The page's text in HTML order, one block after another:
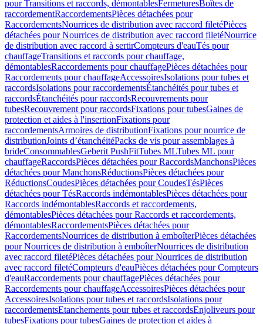
pour Transitions et raccords, démontablesFermeturesBoîtes de
raccordementRaccordementsPièces détachées pour
RaccordementsNourrices de distribution avec raccord filetéPièces
détachées pour Nourrices de distribution avec raccord filetéNourrice
de distribution avec raccord à sertirCompteurs d'eauTés pour
chauffageTransitions et raccords pour chauffage,
démontablesRaccordements pour chauffagePièces détachées pour
Raccordements pour chauffageAccessoiresIsolations pour tubes et
raccordsIsolations pour raccordementsÉtanchéités pour tubes et
raccordsÉtanchéités pour raccordsRecouvrements pour
tubesRecouvrement pour raccordsFixations pour tubesGaines de
protection et aides à l'insertionFixations pour
raccordementsArmoires de distributionFixations pour nourrice de
distributionJoints d’étanchéitéPacks de vis pour assemblages à
brideConsommablesGeberit PushFitTubes MLTubes ML pour
chauffageRaccordsPièces détachées pour RaccordsManchonsPièces
détachées pour ManchonsRéductionsPièces détachées pour
RéductionsCoudesPièces détachées pour CoudesTésPièces
détachées pour TésRaccords indémontablesPièces détachées pour
Raccords indémontablesRaccords et raccordements,
démontablesPièces détachées pour Raccords et raccordements,
démontablesRaccordementsPièces détachées pour
RaccordementsNourrices de distribution à emboîterPièces détachées
pour Nourrices de distribution à emboîterNourrices de distribution
avec raccord filetéPièces détachées pour Nourrices de distribution
avec raccord filetéCompteurs d'eauPièces détachées pour Compteurs
d'eauRaccordements pour chauffagePièces détachées pour
Raccordements pour chauffageAccessoiresPièces détachées pour
AccessoiresIsolations pour tubes et raccordsIsolations pour
raccordementsEtanchements pour tubes et raccordsEnjoliveurs pour
tubesFixations pour tubesGaines de protection et aides à